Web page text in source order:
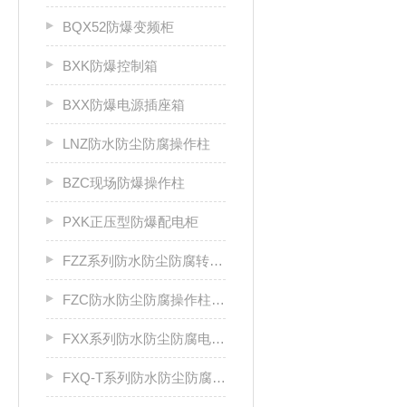
BQX52防爆变频柜
BXK防爆控制箱
BXX防爆电源插座箱
LNZ防水防尘防腐操作柱
BZC现场防爆操作柱
PXK正压型防爆配电柜
FZZ系列防水防尘防腐转换开关
FZC防水防尘防腐操作柱厂家
FXX系列防水防尘防腐电源插座箱
FXQ-T系列防水防尘防腐动力（电磁）起动箱